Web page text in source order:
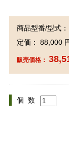
商品型番/型式
定価： 88,000
販売価格：
個 数